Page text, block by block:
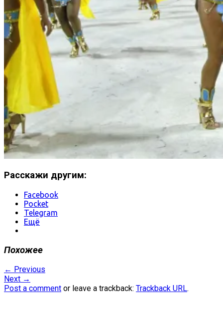
Расскажи другим:
Facebook
Pocket
Telegram
Ещё
Похожее
← Previous
Next →
Post a comment or leave a trackback: Trackback URL.